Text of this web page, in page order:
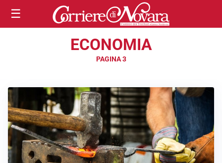
☰
ECONOMIA
PAGINA 3